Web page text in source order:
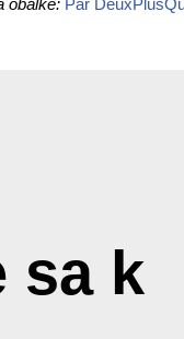
obálke: Par
sa k